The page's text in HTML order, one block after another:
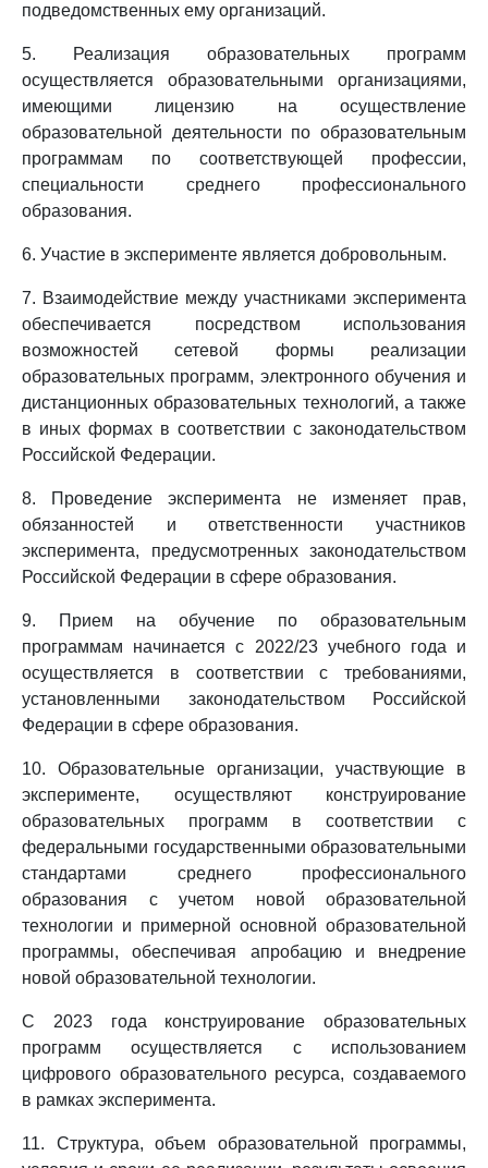
подведомственных ему организаций.
5. Реализация образовательных программ
осуществляется образовательными организациями,
имеющими лицензию на осуществление
образовательной деятельности по образовательным
программам по соответствующей профессии,
специальности среднего профессионального
образования.
6. Участие в эксперименте является добровольным.
7. Взаимодействие между участниками эксперимента
обеспечивается посредством использования
возможностей сетевой формы реализации
образовательных программ, электронного обучения и
дистанционных образовательных технологий, а также
в иных формах в соответствии с законодательством
Российской Федерации.
8. Проведение эксперимента не изменяет прав,
обязанностей и ответственности участников
эксперимента, предусмотренных законодательством
Российской Федерации в сфере образования.
9. Прием на обучение по образовательным
программам начинается с 2022/23 учебного года и
осуществляется в соответствии с требованиями,
установленными законодательством Российской
Федерации в сфере образования.
10. Образовательные организации, участвующие в
эксперименте, осуществляют конструирование
образовательных программ в соответствии с
федеральными государственными образовательными
стандартами среднего профессионального
образования с учетом новой образовательной
технологии и примерной основной образовательной
программы, обеспечивая апробацию и внедрение
новой образовательной технологии.
С 2023 года конструирование образовательных
программ осуществляется с использованием
цифрового образовательного ресурса, создаваемого
в рамках эксперимента.
11. Структура, объем образовательной программы,